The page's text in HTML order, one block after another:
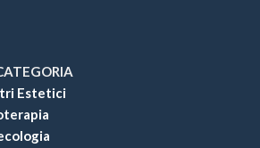
Estetici